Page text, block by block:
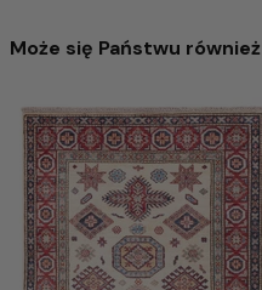
Dywan Zieglera
2.866,00 zł5.118,00 zł-44%
Dodaj do koszyka
Może się Państwu